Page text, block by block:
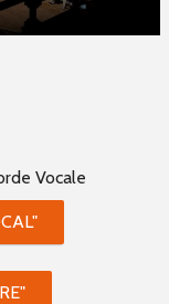
Vocale